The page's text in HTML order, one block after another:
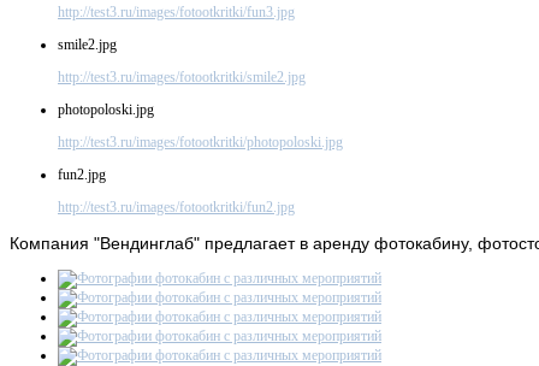
http://test3.ru/images/fotootkritki/fun3.jpg
smile2.jpg
http://test3.ru/images/fotootkritki/smile2.jpg
photopoloski.jpg
http://test3.ru/images/fotootkritki/photopoloski.jpg
fun2.jpg
http://test3.ru/images/fotootkritki/fun2.jpg
Компания "Вендинглаб" предлагает в аренду фотокабину,